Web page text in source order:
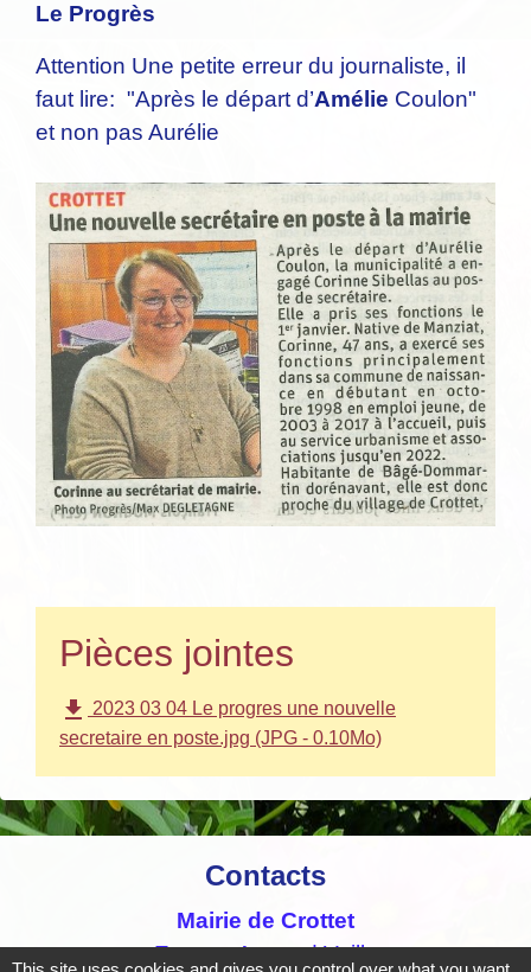
Le Progrès
Attention Une petite erreur du journaliste, il
faut lire: "Après le départ d’Amélie Coulon"
et non pas Aurélie
Pièces jointes
file_download 2023 03 04 Le progres une nouvelle
secretaire en poste.jpg (JPG - 0.10Mo)
Contacts
Mairie de Crottet
Espace Armand Veille